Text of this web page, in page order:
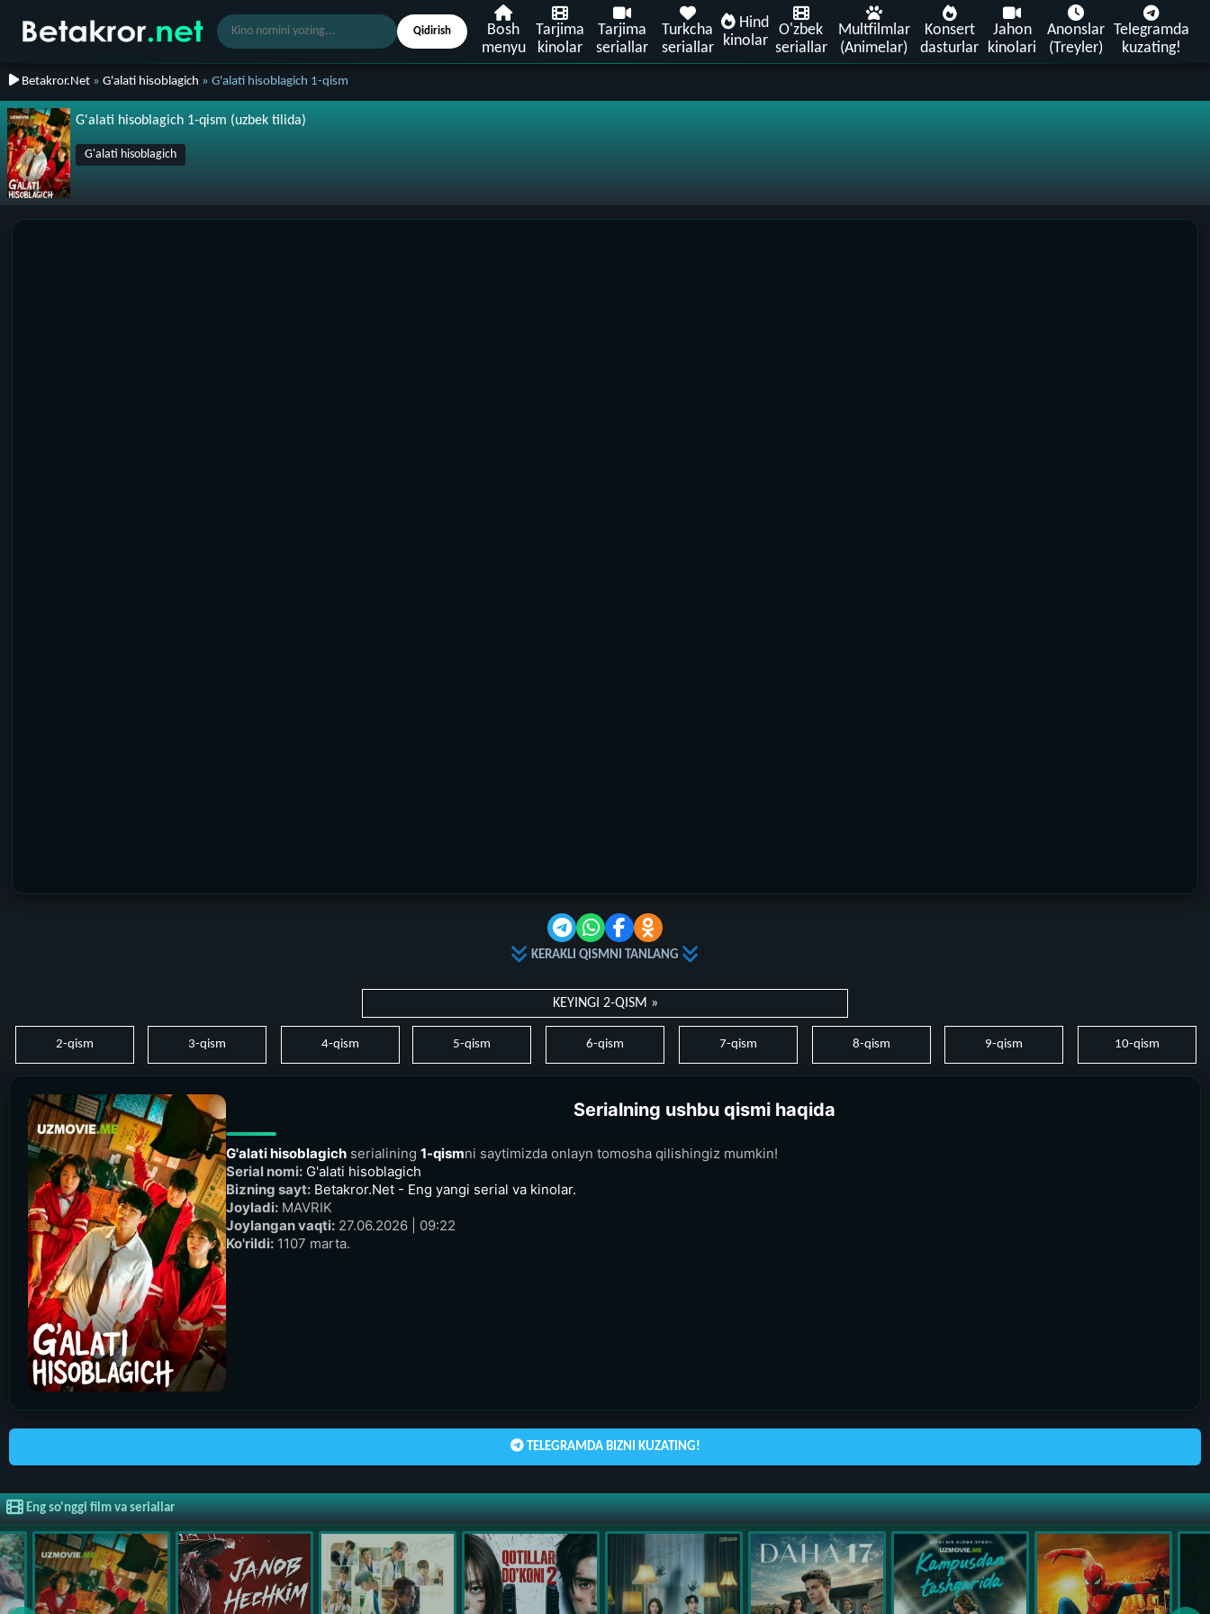
Qidirish
Bosh
menyu
Tarjima
kinolar
Tarjima
seriallar
Turkcha
seriallar
Hind
kinolar
O'zbek
seriallar
Multfilmlar
(Animelar)
Konsert
dasturlar
Jahon
kinolari
Anonslar
(Treyler)
Telegramda
kuzating!
Betakror.Net » G'alati hisoblagich » G'alati hisoblagich 1-qism
G'alati hisoblagich 1-qism (uzbek tilida)
G'alati hisoblagich
KERAKLI QISMNI TANLANG
KEYINGI 2-QISM »
2-qism 3-qism 4-qism 5-qism 6-qism 7-qism 8-qism 9-qism 10-qism
Serialning ushbu qismi haqida
G'alati hisoblagich serialining 1-qismni saytimizda onlayn tomosha qilishingiz mumkin!
Serial nomi: G'alati hisoblagich
Bizning sayt: Betakror.Net - Eng yangi serial va kinolar.
Joyladi: MAVRIK
Joylangan vaqti: 27.06.2026 | 09:22
Ko'rildi: 1107 marta.
TELEGRAMDA BIZNI KUZATING!
Eng so'nggi film va seriallar